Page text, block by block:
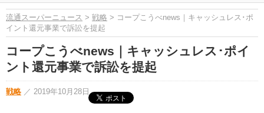
流通スーパーニュース > 戦略 > コープこうべnews｜キャッシュレス･ポ
イント還元事業で訴訟を提起
コープこうべnews｜キャッシュレス･ポイ
ント還元事業で訴訟を提起
戦略 ／ 2019年10月28日